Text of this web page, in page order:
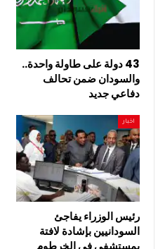
43 دولة على طاولة واحدة..
والسودان ضمن تحالف
دفاعي جديد
اخبار
رئيس الوزراء يفاجئ
السودانيين بإشادة لافتة
بمستشفى في الخرطوم